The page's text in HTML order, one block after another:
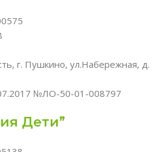
г. Пушкино, ул.Набережная, д.
№ЛО-50-01-008797
Дети”